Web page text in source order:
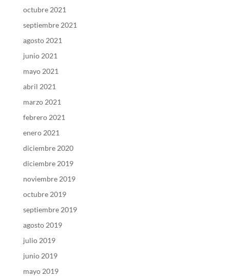
octubre 2021
septiembre 2021
agosto 2021
junio 2021
mayo 2021
abril 2021
marzo 2021
febrero 2021
enero 2021
diciembre 2020
diciembre 2019
noviembre 2019
octubre 2019
septiembre 2019
agosto 2019
julio 2019
junio 2019
mayo 2019